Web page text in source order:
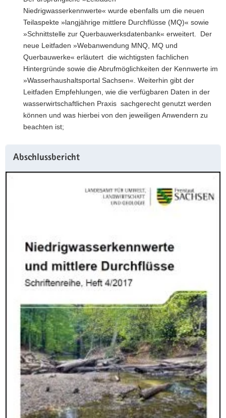
Niedrigwasserkennwerte« wurde ebenfalls um die neuen
Teilaspekte »langjährige mittlere Durchflüsse (MQ)« sowie
»Schnittstelle zur Querbauwerksdatenbank« erweitert. Der
neue Leitfaden »Webanwendung MNQ, MQ und
Querbauwerke« erläutert die wichtigsten fachlichen
Hintergründe sowie die Abrufmöglichkeiten der Kennwerte im
»Wasserhaushaltsportal Sachsen«. Weiterhin gibt der
Leitfaden Empfehlungen, wie die verfügbaren Daten in der
wasserwirtschaftlichen Praxis sachgerecht genutzt werden
können und was hierbei von den jeweiligen Anwendern zu
beachten ist;
Abschlussbericht